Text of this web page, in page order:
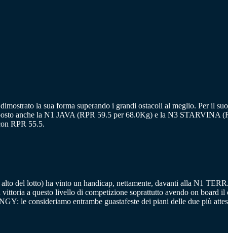
la sua forma superando i grandi ostacoli al meglio. Per il
anche la N1 JAVA (RPR 59.5 per 68.0Kg) e la N3
RPR 55.5.
del lotto) ha vinto un handicap, nettamente, davanti alla N1
a questo livello di competizione soprattutto avendo on board
le consideriamo entrambe guastafeste dei piani delle due più